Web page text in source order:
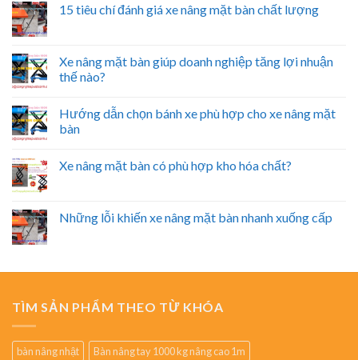
15 tiêu chí đánh giá xe nâng mặt bàn chất lượng
Xe nâng mặt bàn giúp doanh nghiệp tăng lợi nhuận
thế nào?
Hướng dẫn chọn bánh xe phù hợp cho xe nâng mặt
bàn
Xe nâng mặt bàn có phù hợp kho hóa chất?
Những lỗi khiến xe nâng mặt bàn nhanh xuống cấp
TÌM SẢN PHẨM THEO TỪ KHÓA
bàn nâng nhật
Bàn nâng tay 1000 kg nâng cao 1m